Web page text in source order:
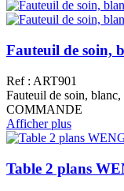
Fauteuil de soin,
Ref : ART901
Fauteuil de soin,
COMMANDE
Afficher plus
Table 2 plans